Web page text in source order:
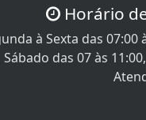
Horário
à Sexta das 07:00
Sábado das 07 às